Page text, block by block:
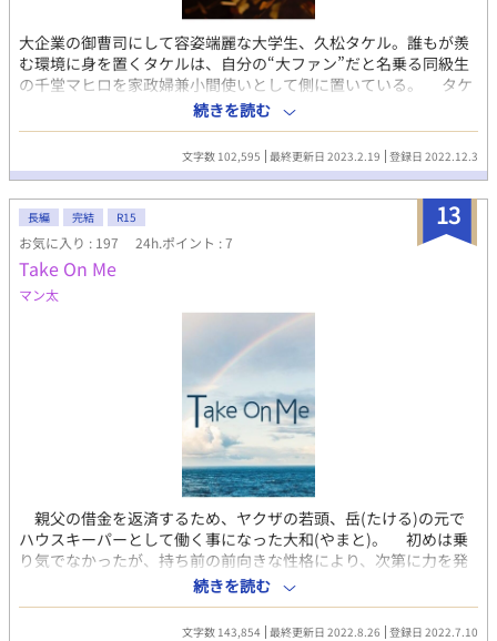
大企業の御曹司にして容姿端麗な大学生、久松タケル。誰もが羨
む環境に身を置くタケルは、自分の“大ファン”だと名乗る同級生
の千堂マヒロを家政婦兼小間使いとして側に置いている。 タケ
ルがいなければ生きて行けない、と献身的に尽くすマヒロと、優
越感に浸るタケル。 主従関係にある二人の関係に、ある日些細
続きを読む
文字数 102,595 最終更新日 2023.2.19 登録日 2022.12.3
13
長編 完結 R15
お気に入り : 197 24h.ポイント : 7
Take On Me
マン太
親父の借金を返済するため、ヤクザの若頭、岳(たける)の元で
ハウスキーパーとして働く事になった大和(やまと)。 初めは乗
り気でなかったが、持ち前の前向きな性格により、次第に力を発
揮していく。 岳とも次第に打ち解ける様になり…。 軽い
ノリのお話しを目指しています。 ※BLに分類していますが軽め
です。 ※他サイトへも掲載しています。
続きを読む
文字数 143,854 最終更新日 2022.8.26 登録日 2022.7.10